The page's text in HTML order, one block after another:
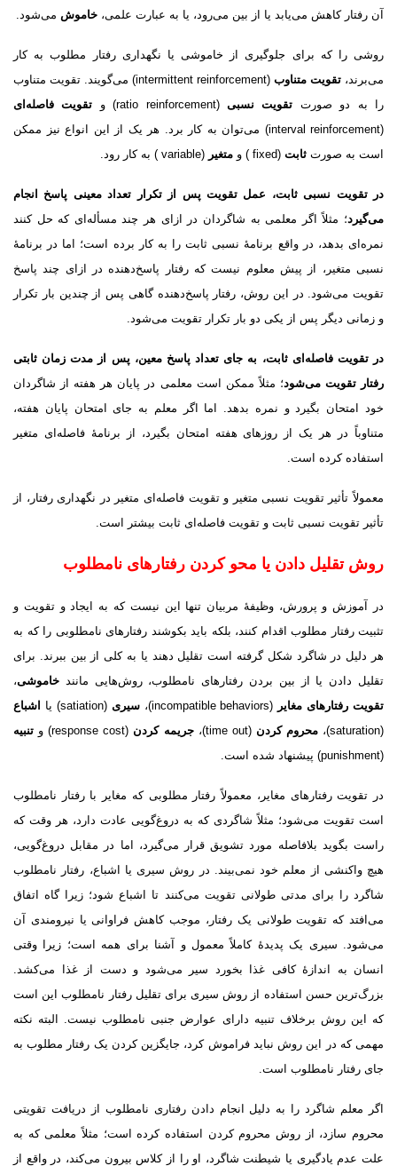
آن رفتار کاهش مى‌یابد یا از بین مى‌رود، یا به عبارت علمی، خاموش مى‌شود.
روشى را که براى جلوگیرى از خاموشى یا نگهدارى رفتار مطلوب به کار
مى‌برند، تقویت متناوب
(intermittent reinforcement) مى‌گویند. تقویت متناوب
را به دو صورت تقویت نسبى(ratio reinforcement) و
تقویت فاصله‌اى
(interval reinforcement)‌ مى‌توان به کار برد. هر یک از این انواع نیز ممکن
است به صورت ثابت (fixed ) و متغیر (variable ) به کار رود.
در تقویت نسبى ثابت، عمل تقویت پس از تکرار تعداد معینى پاسخ انجام
مى‌گیرد؛ مثلاً اگر معلمى به شاگردان در ازاى هر چند مسأله‌اى که حل کنند
نمره‌اى بدهد، در واقع برنامهٔ نسبى ثابت را به کار برده است؛ اما در برنامهٔ
نسبى متغیر، از پیش معلوم نیست که رفتار پاسخ‌دهنده در ازاى چند پاسخ
تقویت مى‌شود. در این روش، رفتار پاسخ‌‌دهنده گاهى پس از چندین بار تکرار
و زمانى دیگر پس از یکى دو بار تکرار تقویت مى‌شود.
در تقویت فاصله‌اى ثابت، به جاى تعداد پاسخ معین، پس از مدت زمان ثابتى
رفتار تقویت مى‌شود؛ مثلاً ممکن است معلمى در پایان هر هفته از شاگردان
خود امتحان بگیرد و نمره بدهد. اما اگر معلم به جاى امتحان پایان هفته،
متناوباً در هر یک از روزهاى هفته امتحان بگیرد، از برنامهٔ فاصله‌اى متغیر
استفاده کرده است.
معمولاً تأثیر تقویت نسبى متغیر و تقویت فاصله‌اى متغیر در نگهدارى رفتار، از
تأثیر تقویت نسبى ثابت و تقویت فاصله‌اى ثابت بیشتر است.
روش تقلیل دادن یا محو کردن رفتارهاى نامطلوب
در آموزش و پرورش، وظیفهٔ مربیان تنها این نیست که به ایجاد و تقویت و
تثبیت رفتار مطلوب اقدام کنند، بلکه باید بکوشند رفتارهاى نامطلوبى را که به
هر دلیل در شاگرد شکل گرفته است تقلیل دهند یا به کلى از بین ببرند. براى
تقلیل دادن یا از بین بردن رفتارهاى نامطلوب، روش‌هایى مانند خاموشی،
تقویت رفتارهاى مغایر (incompatible behaviors)، سیرى (satiation) یا
اشباع
(saturation)،
محروم کردن (time out)، جریمه کردن (response cost) و
تنبیه
(punishment) پیشنهاد شده است.
در تقویت رفتارهاى مغایر، معمولاً رفتار مطلوبى که مغایر با رفتار نامطلوب
است تقویت مى‌شود؛ مثلاً شاگردى که به دروغ‌گویى عادت دارد، هر وقت که
راست بگوید بلافاصله مورد تشویق قرار مى‌گیرد، اما در مقابل دروغ‌گویی،
هیچ واکنشى از معلم خود نمى‌بیند. در روش سیری یا اشباع، رفتار نامطلوب
شاگرد را براى مدتى طولانى تقویت مى‌کنند تا اشباع شود؛ زیرا گاه اتفاق
مى‌افتد که تقویت طولانى یک رفتار، موجب کاهش فراوانى یا نیرومندى آن
مى‌شود. سیرى یک پدیدهٔ کاملاً معمول و آشنا براى همه است؛ زیرا وقتى
انسان به اندازهٔ کافى غذا بخورد سیر مى‌شود و دست از غذا مى‌کشد.
بزرگ‌ترین حسن استفاده از روش سیرى براى تقلیل رفتار نامطلوب این است
که این روش برخلاف تنبیه داراى عوارض جنبى نامطلوب نیست. البته نکته
مهمى که در این روش نباید فراموش کرد، جایگزین کردن یک رفتار مطلوب به
جاى رفتار نامطلوب است.
اگر معلم شاگرد را به دلیل انجام دادن رفتارى نامطلوب از دریافت تقویتى
محروم سازد، از روش محروم کردن استفاده کرده است؛ مثلاً معلمى که به
علت عدم یادگیرى یا شیطنت شاگرد، او را از کلاس بیرون مى‌کند، در واقع از